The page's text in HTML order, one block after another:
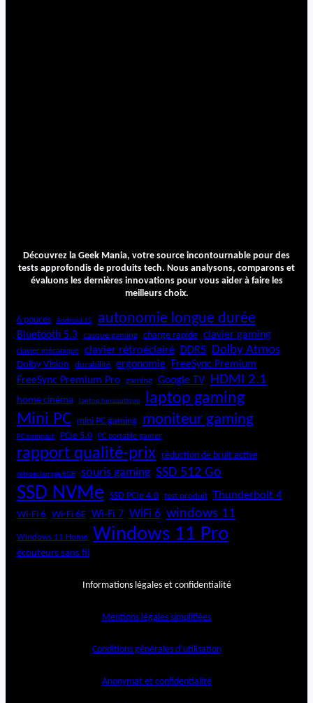
Découvrez la Geek Mania, votre source incontournable pour des
tests approfondis de produits tech. Nous analysons, comparons et
évaluons les dernières innovations pour vous aider à faire les
meilleurs choix.
6 pouces Android 15 autonomie longue durée
Bluetooth 5.3 casque gaming charge rapide clavier gaming
clavier mécanique clavier rétroéclairé DDR5 Dolby Atmos
Dolby Vision durabilité ergonomie FreeSync Premium
FreeSync Premium Pro
gaming Google TV HDMI 2.1
home cinéma laptop bureautique laptop gaming
Mini PC mini PC gaming moniteur gaming
PC compact PCIe 5.0 PC portable gamer
rapport qualité-prix réduction de bruit active
rétroéclairage RGB souris gaming SSD 512 Go
SSD NVMe SSD PCIe 4.0 test produit Thunderbolt 4
Wi-Fi 6 Wi-Fi 6E Wi-Fi 7 WiFi 6 windows 11
Windows 11 Home Windows 11 Pro
écouteurs sans fil
Informations légales et confidentialité
Mentions légales simplifiées
Conditions générales d’utilisation
Anonymat et confidentialité